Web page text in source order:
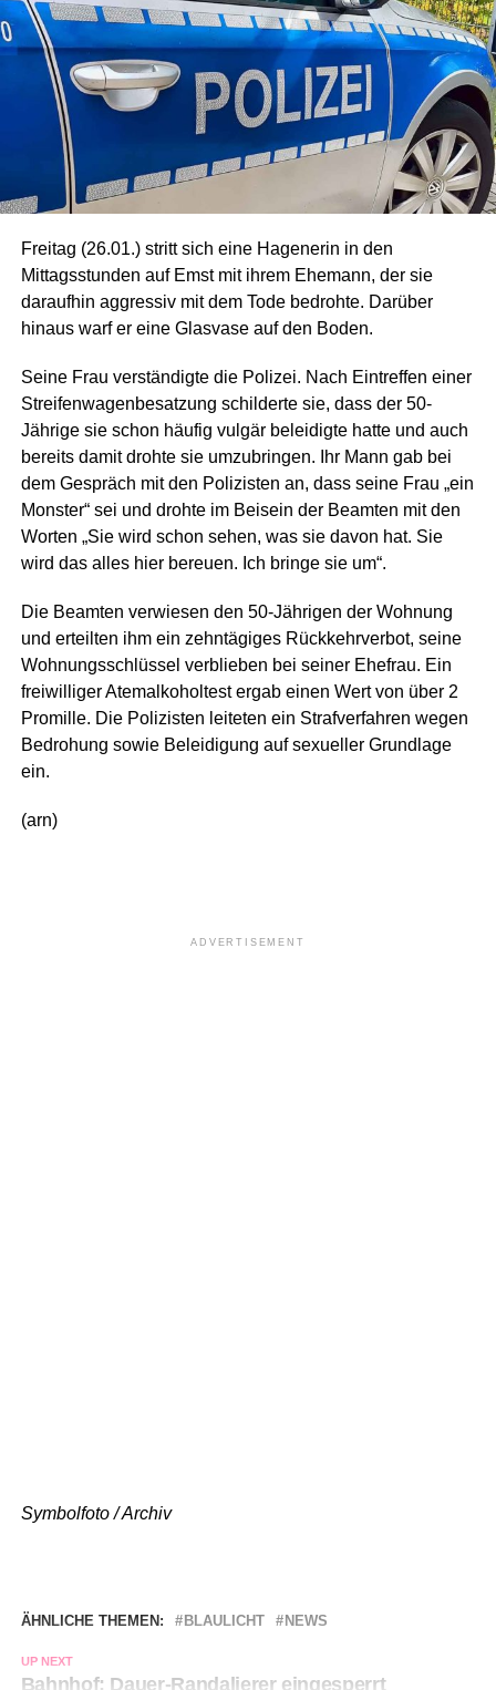
Freitag (26.01.) stritt sich eine Hagenerin in den
Mittagsstunden auf Emst mit ihrem Ehemann, der sie
daraufhin aggressiv mit dem Tode bedrohte. Darüber
hinaus warf er eine Glasvase auf den Boden.
Seine Frau verständigte die Polizei. Nach Eintreffen einer
Streifenwagenbesatzung schilderte sie, dass der 50-
Jährige sie schon häufig vulgär beleidigte hatte und auch
bereits damit drohte sie umzubringen. Ihr Mann gab bei
dem Gespräch mit den Polizisten an, dass seine Frau „ein
Monster“ sei und drohte im Beisein der Beamten mit den
Worten „Sie wird schon sehen, was sie davon hat. Sie
wird das alles hier bereuen. Ich bringe sie um“.
Die Beamten verwiesen den 50-Jährigen der Wohnung
und erteilten ihm ein zehntägiges Rückkehrverbot, seine
Wohnungsschlüssel verblieben bei seiner Ehefrau. Ein
freiwilliger Atemalkoholtest ergab einen Wert von über 2
Promille. Die Polizisten leiteten ein Strafverfahren wegen
Bedrohung sowie Beleidigung auf sexueller Grundlage
ein.
(arn)
ADVERTISEMENT
Symbolfoto / Archiv
ÄHNLICHE THEMEN: BLAULICHT NEWS
UP NEXT
Bahnhof: Dauer-Randalierer eingesperrt